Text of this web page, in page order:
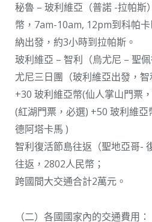
秘魯 – 玻利維亞（普諾 -拉帕斯
幣，7am-10am, 12pm到科帕
納出發，約3小時到拉帕斯。
玻利維亞 – 智利（烏尤尼 – 聖
尤尼三日團（玻利維亞出發，
+30 玻利維亞幣(仙人掌山門票
(紅湖門票，必選) +50 玻利維
德阿塔卡馬 )
智利復活節島往返（聖地亞哥-
往返，2802人民幣；
跨國間大交通合計2萬元。
（二）各國國家內的交通費用：